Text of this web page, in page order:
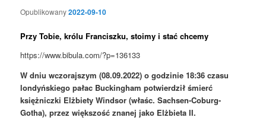
Opublikowany2022-09-10
Przy Tobie, królu Franciszku, stoimy i stać chcemy
https://www.bibula.com/?p=136133
W dniu wczorajszym (08.09.2022) o godzinie 18:36 czasu
londyńskiego pałac Buckingham potwierdził śmierć
księżniczki Elżbiety Windsor (właśc. Sachsen-Coburg-
Gotha), przez większość znanej jako Elżbieta II.